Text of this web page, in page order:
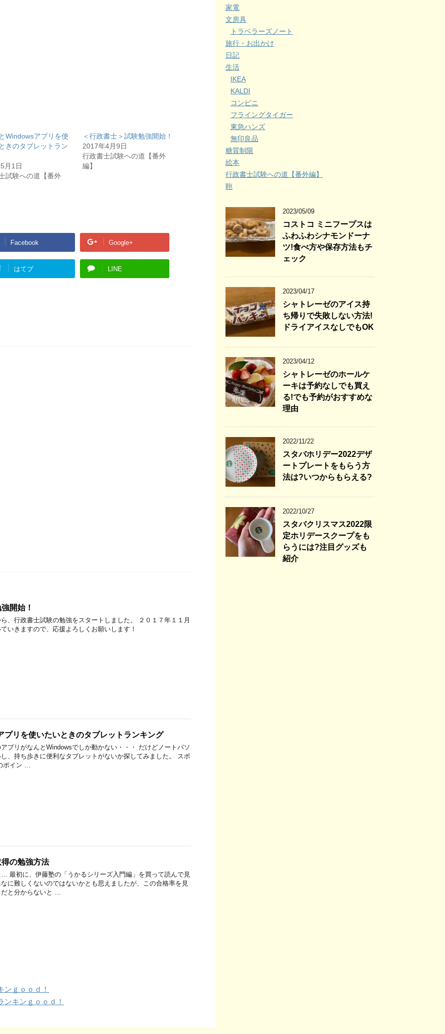
Windowsアプリを使
きのタブレットラン
月1日
試験への道【番外
＜行政書士＞試験勉強開始！
2017年4月9日
行政書士試験への道【番外
編】
Facebook Google+
はてブ LINE
開始！
、行政書士試験の勉強をスタートしました。 ２０１７年１１月
いきますので、応援よろしくお願いします！
リを使いたいときのタブレットランキング
プリがなんとWindowsでしか動かない・・・ だけどノートパソ
、持ち歩きに便利なタブレットがないか探してみました。 スポ
ポイン …
の勉強方法
最初に、伊藤塾の「うかるシリーズ入門編」を買って読んで見
に難しくないのではないかとも思えましたが、この合格率を見
と分からないと …
ンｇｏｏｄ！
キンｇｏｏｄ！
家電
文房具
トラベラーズノート
旅行・お出かけ
日記
生活
IKEA
KALDI
コンビニ
フライングタイガー
東急ハンズ
無印良品
糖質制限
絵本
行政書士試験への道【番外編】
鞄
2023/05/09
コストコ ミニフープスは
ふわふわシナモンドーナ
ツ!食べ方や保存方法もチ
ェック
2023/04/17
シャトレーゼのアイス持
ち帰りで失敗しない方法!
ドライアイスなしでもOK
2023/04/12
シャトレーゼのホールケ
ーキは予約なしでも買え
る!でも予約がおすすめな
理由
2022/11/22
スタバホリデー2022デザ
ートプレートをもらう方
法は?いつからもらえる?
2022/10/27
スタバクリスマス2022限
定ホリデースクープをも
らうには?注目グッズも
紹介